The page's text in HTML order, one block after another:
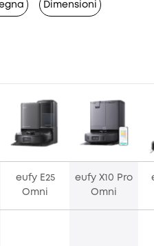
Dimensioni
eufy E25
Omni
eufy X10 Pro
Omni